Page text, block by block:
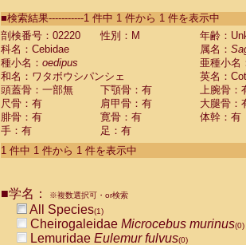
CebidaeSaguinus labiatus(0)
Cebidae Saguinus leucopus (0)
Cebidae
Cebidae
CebidaeSaguinus nigricollis (0)
Cebidae Saguinus oedipus
Cebidae Saguinus weddelli
Cebidae Saguinusspp.
Cebidae Aotus trivirgatus
Cebidae Cebus albifrons
CebidaeCebus nigrivittatus
CebidaeCebus
CebidaeSaimiri boliviensis(0)
CebidaeSaimiri sciureus(0)
■検索結果-----------1 件中 1 件から 1 件を表示中
剖検番号：02220
性別：M
年齢：
科名：Cebidae
属名：
種小名： oedipus
亜種小名
和名：ワタボウシパンシェ
英名：
頭蓋骨：一部無
下顎骨：有
上腕骨：
尺骨：有
肩甲骨：有
大腿骨：
腓骨：有
寛骨：有
体幹：有
手：有
足：有
1 件中 1 件から 1 件を表示中
■学名： ※複数選択可・or検索
All Species(1)
Cheirogaleidae Microcebus murinus(0)
Lemuridae Eulemur fulvus(0)